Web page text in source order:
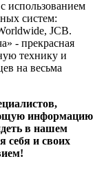
систем:
JCB.
- прекрасная
технику и
на весьма
информацию
в нашем
себя и своих